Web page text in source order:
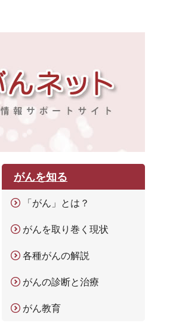
がんを知る
「がん」とは？
がんを取り巻く現状
各種がんの解説
がんの診断と治療
がん教育